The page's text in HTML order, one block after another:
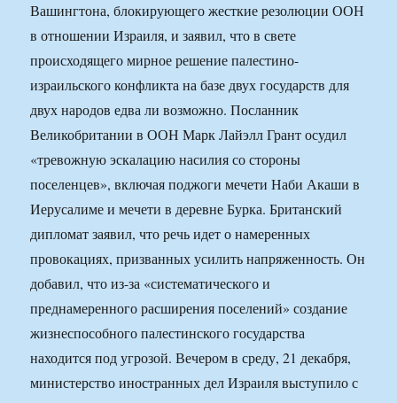
Вашингтона, блокирующего жесткие резолюции ООН
в отношении Израиля, и заявил, что в свете
происходящего мирное решение палестино-
израильского конфликта на базе двух государств для
двух народов едва ли возможно. Посланник
Великобритании в ООН Марк Лайэлл Грант осудил
«тревожную эскалацию насилия со стороны
поселенцев», включая поджоги мечети Наби Акаши в
Иерусалиме и мечети в деревне Бурка. Британский
дипломат заявил, что речь идет о намеренных
провокациях, призванных усилить напряженность. Он
добавил, что из-за «систематического и
преднамеренного расширения поселений» создание
жизнеспособного палестинского государства
находится под угрозой. Вечером в среду, 21 декабря,
министерство иностранных дел Израиля выступило с